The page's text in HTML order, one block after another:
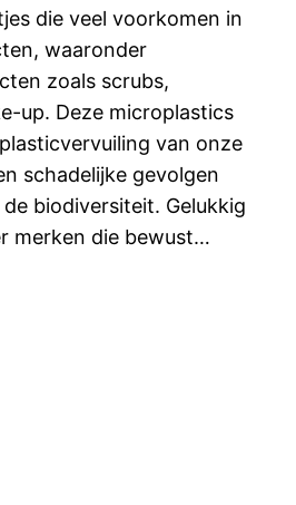
die veel voorkomen in
waaronder
zoals scrubs,
up. Deze microplastics
van onze
schadelijke gevolgen
biodiversiteit. Gelukkig
merken die bewust…